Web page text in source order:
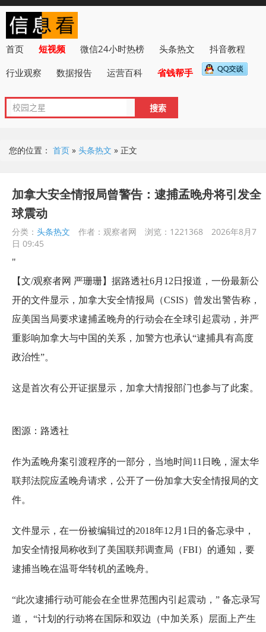
首页 短视频 微信24小时热榜 头条热文
抖音教程
行业观察
数据报告 运营百科 省钱帮手
您的位置： 首页 » 头条热文 » 正文
加拿大安全情报局曾警告：逮捕孟晚舟将引发全
球震动
分类： 头条热文 作者：观察者网 浏览：1221368
2026年8月7
日 09:45
"
【文/观察者网 严珊珊】据路透社6月12日报道，一份最新公
开的文件显示，加拿大安全情报局（CSIS）曾发出警告称，
应美国当局要求逮捕孟晚舟的行动会在全球引起震动，并严
重影响加拿大与中国的关系，加警方也承认“逮捕具有高度
政治性”。
这是首次有公开证据显示，加拿大情报部门也参与了此案。
图源：路透社
作为孟晚舟案引渡程序的一部分，当地时间11日晚，渥太华
联邦法院应孟晚舟请求，公开了一份加拿大安全情报局的文
件。
文件显示，在一份被编辑过的2018年12月1日的备忘录中，
加安全情报局称收到了美国联邦调查局（FBI）的通知，要
逮捕当晚在温哥华转机的孟晚舟。
“此次逮捕行动可能会在全世界范围内引起震动，” 备忘录写
道， “计划的行动将在国际和双边（中加关系）层面上产生